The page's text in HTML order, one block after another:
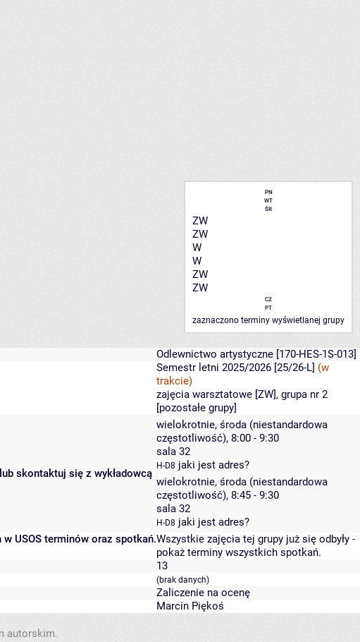
PN
WT
ŚR
ZW
ZW
W
W
ZW
ZW
CZ
PT
zaznaczono terminy wyświetlanej grupy
Odlewnictwo artystyczne [170-HES-1S-013]
Semestr letni 2025/2026 [25/26-L] (w
trakcie)
zajęcia warsztatowe [ZW], grupa nr 2
[pozostałe grupy]
skontaktuj się z wykładowcą
wielokrotnie, środa (niestandardowa
częstotliwość), 8:00 - 9:30
sala 32
H-D8 jaki jest adres?
wielokrotnie, środa (niestandardowa
częstotliwość), 8:45 - 9:30
sala 32
H-D8 jaki jest adres?
USOS terminów oraz spotkań.Wszystkie zajęcia tej grupy już się odbyły -
pokaż terminy wszystkich spotkań.
13
(brak danych)
Zaliczenie na ocenę
Marcin Piękoś
autorskim.